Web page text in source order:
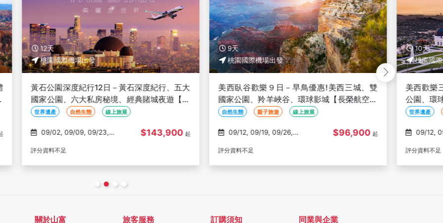
12天
桃園國際機場出發
黃石公園深度紀行12日－黃石深度紀行、五大
國家公園、六大私房秘境、經典賭城夜遊【星
宇美麗星世界】
世界遺產 自然生態 線上旅展
$143,900 起
評分資料不足
9天
桃園國際機場出發
美西臥谷歡樂９日－早鳥優惠!美西三城、雙
國家公園、羚羊峽谷、環球影城【長榮航空玩
美加族】
自然生態 親子旅遊 線上旅展
$96,900 起
評分資料不足
10天
桃園國
美西歡樂
公園、環
世界遺產
評分資料不足
關於山富 旅客服務 訂購須知 同業與企業